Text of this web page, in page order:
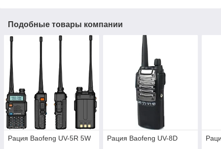
Подобные товары компании
Рация Baofeng UV-5R 5W Рация Baofeng UV-8D